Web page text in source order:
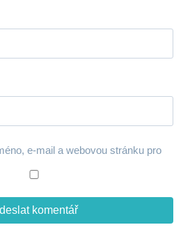
e-mail a webovou stránku pro